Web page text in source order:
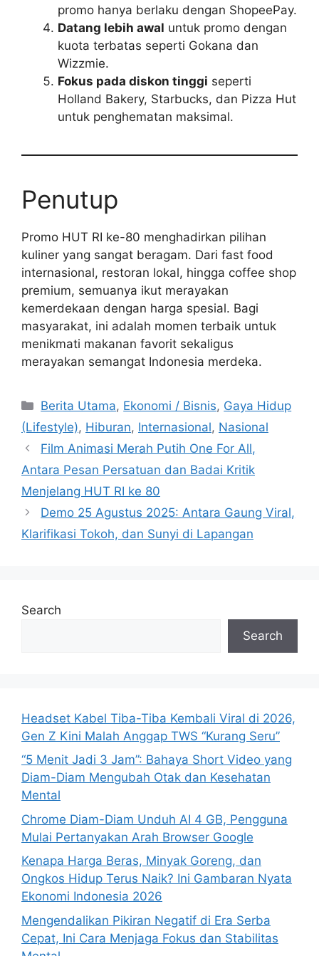
promo hanya berlaku dengan ShopeePay.
Datang lebih awal untuk promo dengan
kuota terbatas seperti Gokana dan
Wizzmie.
Fokus pada diskon tinggi seperti
Holland Bakery, Starbucks, dan Pizza Hut
untuk penghematan maksimal.
Penutup
Promo HUT RI ke-80 menghadirkan pilihan
kuliner yang sangat beragam. Dari fast food
internasional, restoran lokal, hingga coffee shop
premium, semuanya ikut merayakan
kemerdekaan dengan harga spesial. Bagi
masyarakat, ini adalah momen terbaik untuk
menikmati makanan favorit sekaligus
merayakan semangat Indonesia merdeka.
C
e
g
o
r
Berita Utama, Ekonomi / Bisnis, Gaya Hidup
(Lifestyle), Hiburan, Internasional, Nasional
Film Animasi Merah Putih One For All,
Antara Pesan Persatuan dan Badai Kritik
Menjelang HUT RI ke 80
Demo 25 Agustus 2025: Antara Gaung Viral,
Klarifikasi Tokoh, dan Sunyi di Lapangan
Search
Search
Headset Kabel Tiba-Tiba Kembali Viral di 2026,
Gen Z Kini Malah Anggap TWS “Kurang Seru”
“5 Menit Jadi 3 Jam”: Bahaya Short Video yang
Diam-Diam Mengubah Otak dan Kesehatan
Mental
Chrome Diam-Diam Unduh AI 4 GB, Pengguna
Mulai Pertanyakan Arah Browser Google
Kenapa Harga Beras, Minyak Goreng, dan
Ongkos Hidup Terus Naik? Ini Gambaran Nyata
Ekonomi Indonesia 2026
Mengendalikan Pikiran Negatif di Era Serba
Cepat, Ini Cara Menjaga Fokus dan Stabilitas